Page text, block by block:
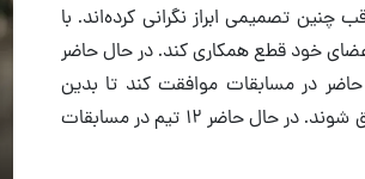
چنین تصمیمی ابراز نگرانی کرده‌اند. با
خود قطع همکاری کند. در حال حاضر
حاضر در مسابقات موافقت کند تا بدین
ترتیب افرادی که تیم‌های خود را از دست می‌دهند، به تیم‌های جدید ملحق شوند. در حال حاضر ۱۲ تیم در مسابقات